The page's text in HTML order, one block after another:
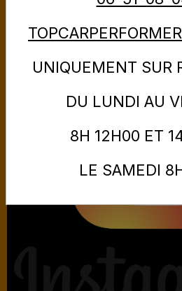
UNIQUEMENT SUR
DU LUNDI AU
8H 12H00 ET
LE SAMEDI